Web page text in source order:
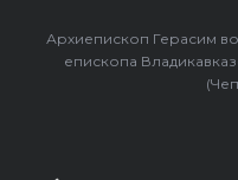
Архиепископ Герасим
епископа